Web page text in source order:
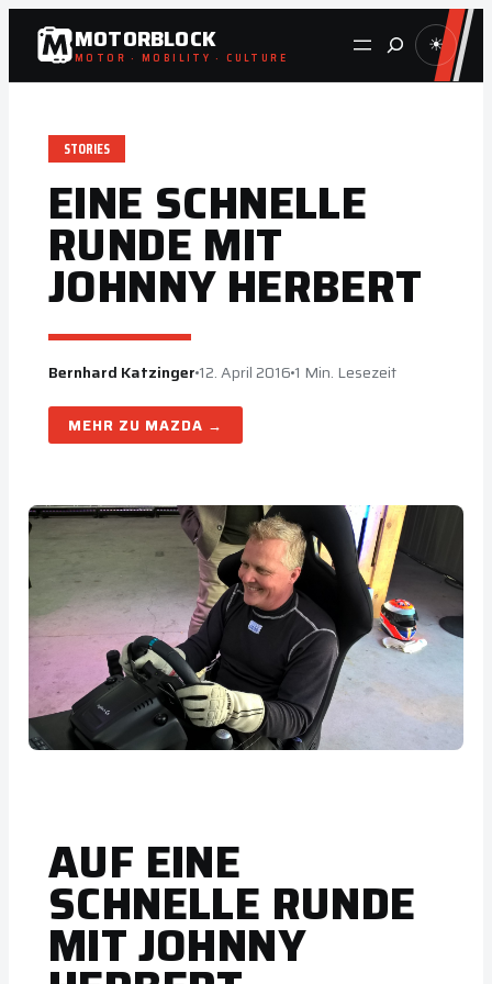
Zum
Inhalt
springen
MOTORBLOCK
MOTOR · MOBILITY · CULTURE Suche ☀
STORIES
EINE SCHNELLE
RUNDE MIT
JOHNNY HERBERT
Bernhard Katzinger 12. April 2016 1 Min. Lesezeit
MAZDA
AUF EINE
SCHNELLE RUNDE
MIT JOHNNY